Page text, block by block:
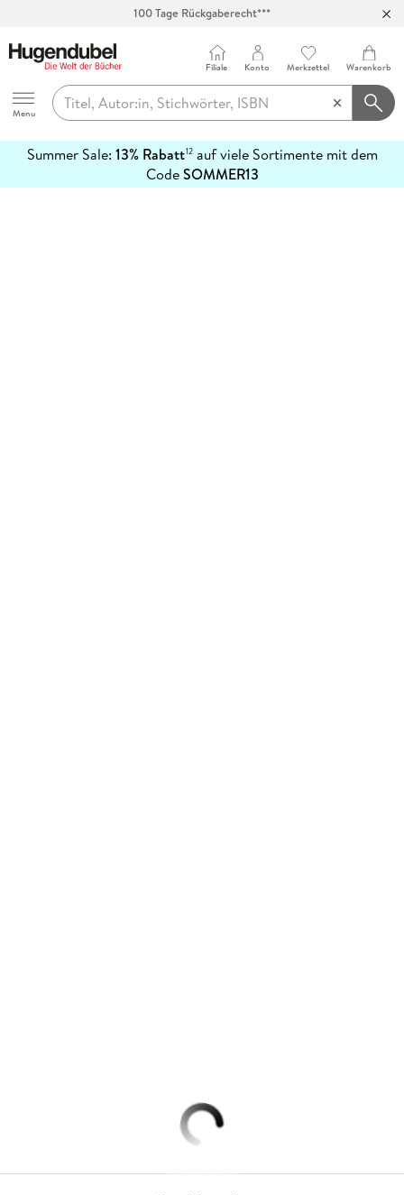
100 Tage Rückgaberecht***
Hugendubel
Menu
Filiale Konto Merkzettel Warenkorb
Summer Sale: 13% Rabatt12auf viele Sortimente mit dem
CodeSOMMER13
erfahren